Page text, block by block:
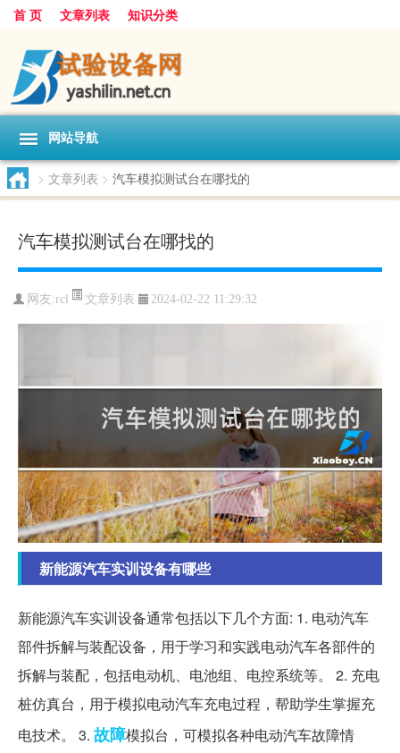
首 页 文章列表 知识分类
网站导航
> 文章列表 > 汽车模拟测试台在哪找的
汽车模拟测试台在哪找的
网友:rcl 文章列表 2024-02-22 11:29:32
新能源汽车实训设备有哪些
新能源汽车实训设备通常包括以下几个方面: 1. 电动汽车
部件拆解与装配设备，用于学习和实践电动汽车各部件的
拆解与装配，包括电动机、电池组、电控系统等。 2. 充电
桩仿真台，用于模拟电动汽车充电过程，帮助学生掌握充
电技术。 3. 故障模拟台，可模拟各种电动汽车故障情